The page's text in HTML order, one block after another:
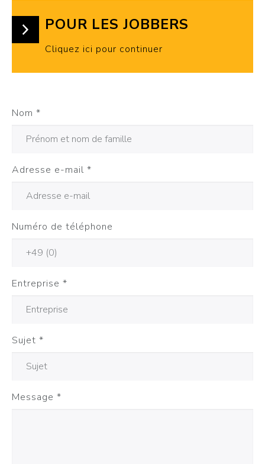
POUR LES JOBBERS
Cliquez ici pour continuer
Nom *
Adresse e-mail *
Numéro de téléphone
Entreprise *
Sujet *
Message *